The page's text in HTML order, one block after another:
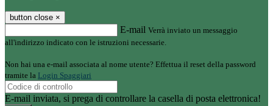
button close ×
E-mail Verrà inviato un messaggio
all'indirizzo indicato con le istruzioni necessarie.
Non hai una e-mail associata al nome utente? Effettua il reset della password
tramite la Login Spaggiari
E-mail inviata, si prega di controllare la casella di posta elettronica!